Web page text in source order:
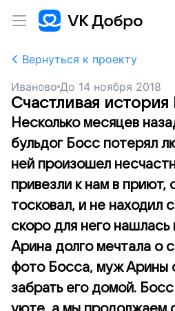
Вернуться к проекту
Иваново До 14 ноября 2018
Счастливая история
Несколько месяцев
бульдог Босс потерял
ней произошел
привезли к нам в приют,
тосковал, и не находил
скоро для него нашлась
Арина долго мечтала о
фото Босса, муж Арины
забрать его домой.